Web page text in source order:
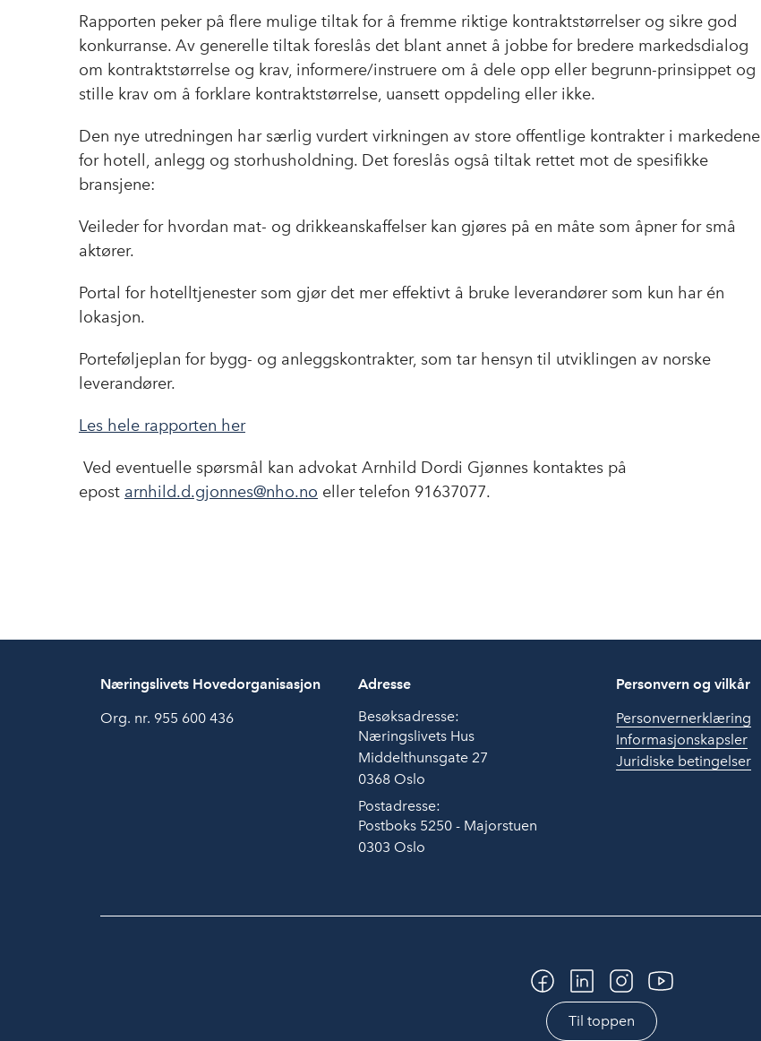
Rapporten peker på flere mulige tiltak for å fremme riktige kontraktstørrelser og sikre god
konkurranse. Av generelle tiltak foreslås det blant annet å jobbe for bredere markedsdialog
om kontraktstørrelse og krav, informere/instruere om å dele opp eller begrunn-prinsippet og
stille krav om å forklare kontraktstørrelse, uansett oppdeling eller ikke.
Den nye utredningen har særlig vurdert virkningen av store offentlige kontrakter i markedene
for hotell, anlegg og storhusholdning. Det foreslås også tiltak rettet mot de spesifikke
bransjene:
Veileder for hvordan mat- og drikkeanskaffelser kan gjøres på en måte som åpner for små
aktører.
Portal for hotelltjenester som gjør det mer effektivt å bruke leverandører som kun har én
lokasjon.
Porteføljeplan for bygg- og anleggskontrakter, som tar hensyn til utviklingen av norske
leverandører.
Les hele rapporten her
Ved eventuelle spørsmål kan advokat Arnhild Dordi Gjønnes kontaktes på
epost arnhild.d.gjonnes@nho.no eller telefon 91637077.
Næringslivets Hovedorganisasjon
Org. nr. 955 600 436
Adresse
Besøksadresse:
Næringslivets Hus
Middelthunsgate 27
0368 Oslo
Postadresse:
Postboks 5250 - Majorstuen
0303 Oslo
Personvern og vilkår
Personvernerklæring
Informasjonskapsler
Juridiske betingelser
Til toppen